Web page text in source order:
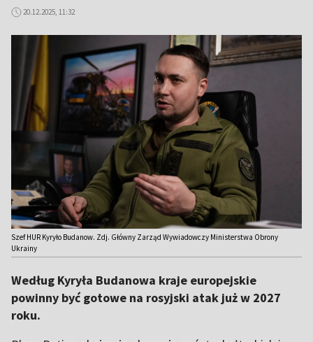
20.12.2025, 11:32
Szef HUR Kyryło Budanow. Zdj. Główny Zarząd Wywiadowczy Ministerstwa Obrony
Ukrainy
Według Kyryła Budanowa kraje europejskie
powinny być gotowe na rosyjski atak już w 2027
roku.